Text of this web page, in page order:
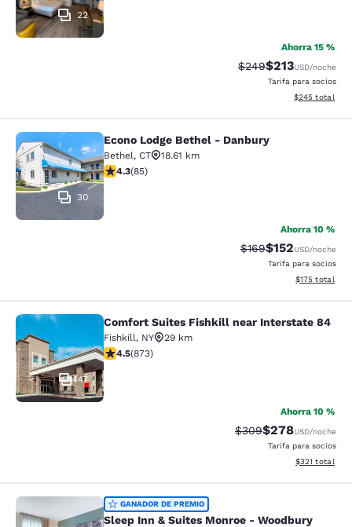
22
Ahorra 15 %
Precio tachado:
$249Precio con
$213USD/noche
Tarifa para socios
Ver detalles
$245 total
Econo Lodge Bethel - Danbury
30
Econo Lodge Bethel - Danbury
Bethel, CT
18.61 km
calificación de 4.25 estrellas. Excelente. 85 reseñas
4.3(85)
Ahorra 10 %
Precio tachado:
$169Precio con
$152USD/noche
Tarifa para socios
Ver detalles
$175 total
Comfort Suites Fishkill near
47
Comfort Suites Fishkill near Interstate 84
Fishkill, NY
29 km
calificación de 4.46 estrellas. Excelente. 873 reseñas
4.5(873)
Ahorra 10 %
Precio tachado:
$309Precio con
$278USD/noche
Tarifa para socios
Ver detalles
$321 total
Sleep Inn & Suites Monroe -
GANADOR DE PREMIO
Sleep Inn & Suites Monroe - Woodbury